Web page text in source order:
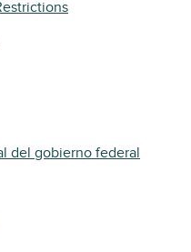
del gobierno federal